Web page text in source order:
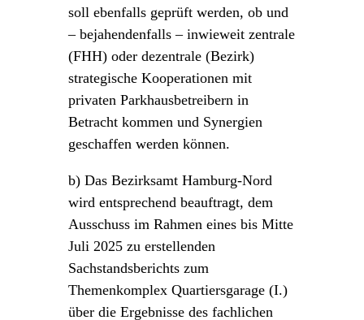
soll ebenfalls geprüft werden, ob und
– bejahendenfalls – inwieweit zentrale
(FHH) oder dezentrale (Bezirk)
strategische Kooperationen mit
privaten Parkhausbetreibern in
Betracht kommen und Synergien
geschaffen werden können.
b) Das Bezirksamt Hamburg-Nord
wird entsprechend beauftragt, dem
Ausschuss im Rahmen eines bis Mitte
Juli 2025 zu erstellenden
Sachstandsberichts zum
Themenkomplex Quartiersgarage (I.)
über die Ergebnisse des fachlichen